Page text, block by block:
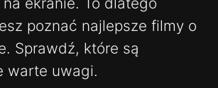
poznać najlepsze filmy o
Sprawdź, które są
warte uwagi.